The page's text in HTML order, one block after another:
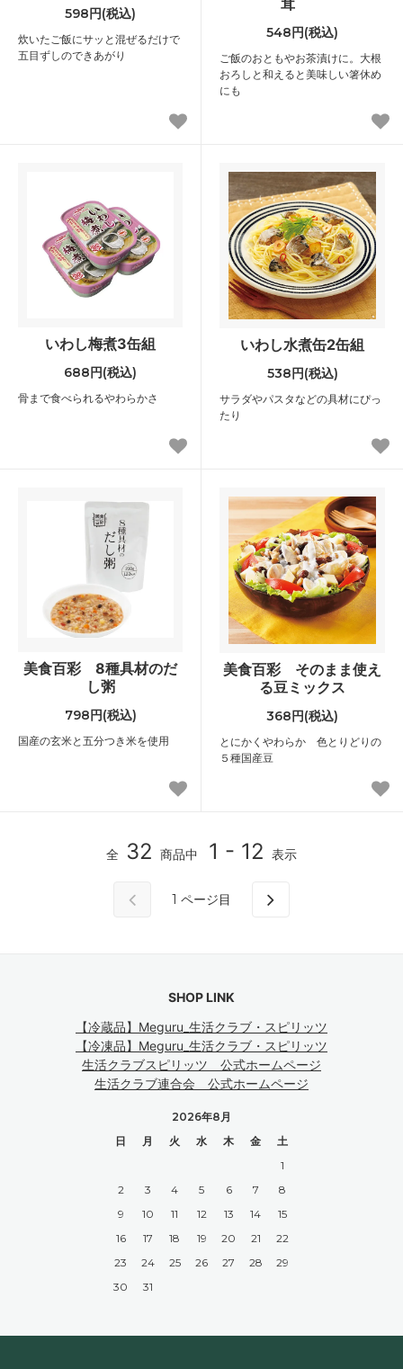
598円(税込)
炊いたご飯にサッと混ぜるだけで
五目ずしのできあがり
548円(税込)
ご飯のおともやお茶漬けに。大根
おろしと和えると美味しい箸休め
にも
いわし梅煮3缶組
688円(税込)
骨まで食べられるやわらかさ
いわし水煮缶2缶組
538円(税込)
サラダやパスタなどの具材にぴっ
たり
美食百彩 8種具材のだ
し粥
798円(税込)
国産の玄米と五分つき米を使用
美食百彩 そのまま使え
る豆ミックス
368円(税込)
とにかくやわらか 色とりどりの
５種国産豆
全 32 商品中 1 - 12 表示
1 ページ目
SHOP LINK
【冷蔵品】Meguru_生活クラブ・スピリッツ
【冷凍品】Meguru_生活クラブ・スピリッツ
生活クラブスピリッツ 公式ホームページ
生活クラブ連合会 公式ホームページ
2026年8月
日
月 火 水 木 金
土
1
2
3 4 5 6 7
8
9
10 11 12 13 14
15
16
17 18 19 20 21
22
23
24 25 26 27 28
29
30
31